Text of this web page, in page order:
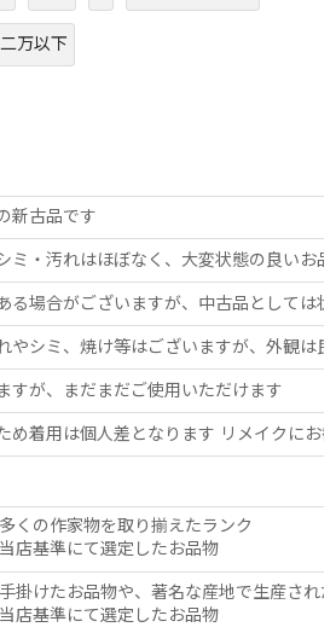
二万以下
新古品です
ミ・汚れはほぼなく、大変状態の良いお
る場合がございますが、中古品としては
やシミ、焼け等はございますが、外観は
すが、まだまだご使用いただけます
め着用は個人差となります リメイクにお
くの作家物を取り揃えたランク
店基準にて選定したお品物
掛けたお品物や、著名な産地で生産され
店基準にて選定したお品物